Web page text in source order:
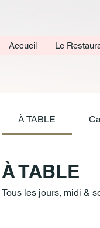
Accueil Le
À TABLE
À TABLE
Tous les jours, midi &